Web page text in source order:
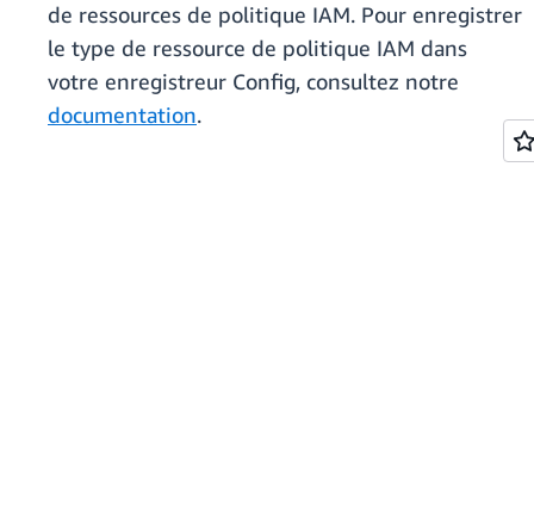
de ressources de politique IAM. Pour enregistrer
le type de ressource de politique IAM dans
votre enregistreur Config, consultez notre
documentation.